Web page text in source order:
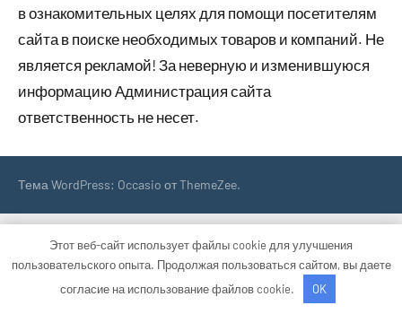
в ознакомительных целях для помощи посетителям
сайта в поиске необходимых товаров и компаний. Не
является рекламой! За неверную и изменившуюся
информацию Администрация сайта
ответственность не несет.
Тема WordPress: Occasio от ThemeZee.
Этот веб-сайт использует файлы cookie для улучшения
пользовательского опыта. Продолжая пользоваться сайтом, вы даете
согласие на использование файлов cookie.
OK